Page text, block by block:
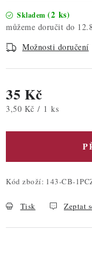
Skladem (2 ks)
Možnosti doručení
35 Kč
Měrná cena:
3,50 Kč / 1 ks
Kód zboží: 143-CB-
Tisk Zeptat